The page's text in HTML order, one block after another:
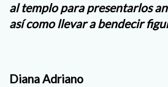
al templo para presentarlos
así como llevar a bendecir
Diana Adriano